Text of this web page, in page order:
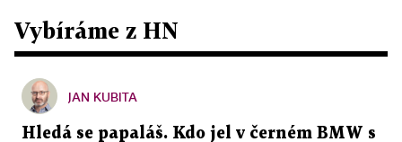
Vybíráme z HN
JAN KUBITA
Hledá se papaláš. Kdo jel v černém BMW s